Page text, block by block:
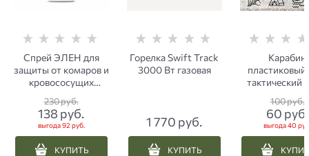
Спрей ЭЛЕН для
защиты от комаров и
кровососущих
230 руб.
138 руб.
выгода92 руб.
КУПИТЬ
Горелка Swift Track
3000 Вт газовая
1 770 руб.
КУПИТЬ
Карабин
пластиковый
тактический
100 руб.
60 руб.
выгода40